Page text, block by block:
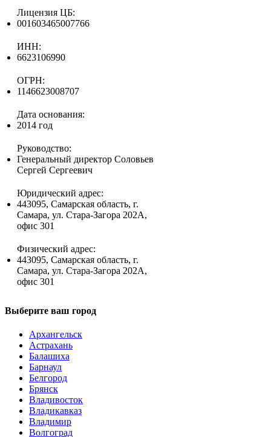
Лицензия ЦБ:
001603465007766
ИНН:
6623106990
ОГРН:
1146623008707
Дата основания:
2014 год
Руководство:
Генеральный директор Соловьев
Сергей Сергеевич
Юридический адрес:
443095, Самарская область, г.
Самара, ул. Стара-Загора 202А,
офис 301
Физический адрес:
443095, Самарская область, г.
Самара, ул. Стара-Загора 202А,
офис 301
Выберите ваш город
Архангельск
Астрахань
Балашиха
Барнаул
Белгород
Брянск
Владивосток
Владикавказ
Владимир
Волгоград